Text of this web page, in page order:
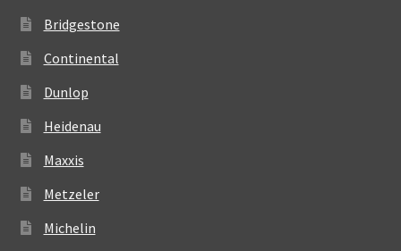
Bridgestone
Continental
Dunlop
Heidenau
Maxxis
Metzeler
Michelin